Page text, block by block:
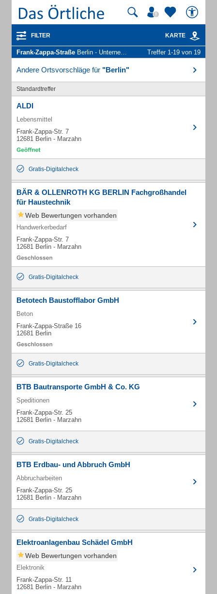
FILTER KARTE
Frank-Zappa-Straße Berlin - Unternehmen und Personen Treffer 1-19 von 19
Andere Ortsvorschläge für "Berlin"
Standardtreffer
ALDI
Lebensmittel
Frank-Zappa-Str. 7
12681 Berlin - Marzahn
Gratis-Digitalcheck
BÄR & OLLENROTH KG BERLIN Fachgroßhandel
für Haustechnik
Web Bewertungen vorhanden
Handwerkerbedarf
Frank-Zappa-Str. 7
12681 Berlin - Marzahn
Gratis-Digitalcheck
Betotech Baustofflabor GmbH
Beton
Frank-Zappa-Straße 16
12681 Berlin
Gratis-Digitalcheck
BTB Bautransporte GmbH & Co. KG
Speditionen
Frank-Zappa-Str. 25
12681 Berlin - Marzahn
Gratis-Digitalcheck
BTB Erdbau- und Abbruch GmbH
Abbrucharbeiten
Frank-Zappa-Str. 25
12681 Berlin - Marzahn
Gratis-Digitalcheck
Elektroanlagenbau Schädel GmbH
Web Bewertungen vorhanden
Elektronik
Frank-Zappa-Str. 11
12681 Berlin - Marzahn